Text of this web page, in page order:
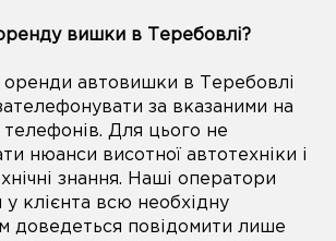
вишки в Теребовлі?
оренди автовишки в Теребовлі
за вказаними на
Для цього не
нюанси висотної автотехніки і
знання. Наші оператори
у клієнта всю необхідну
доведеться повідомити лише